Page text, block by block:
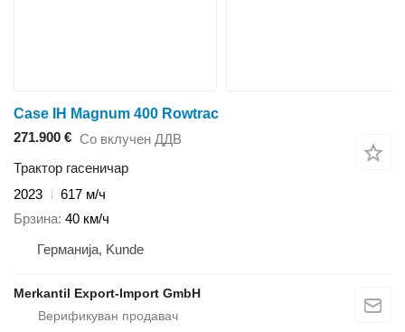
Case IH Magnum 400 Rowtrac
271.900 € Со вклучен ДДВ
Трактор гасеничар
2023
617 м/ч
Брзина 40 км/ч
Германија, Kunde
Merkantil Export-Import GmbH